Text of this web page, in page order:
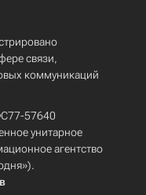
связи,
коммуникаций
57640
унитарное
агентство